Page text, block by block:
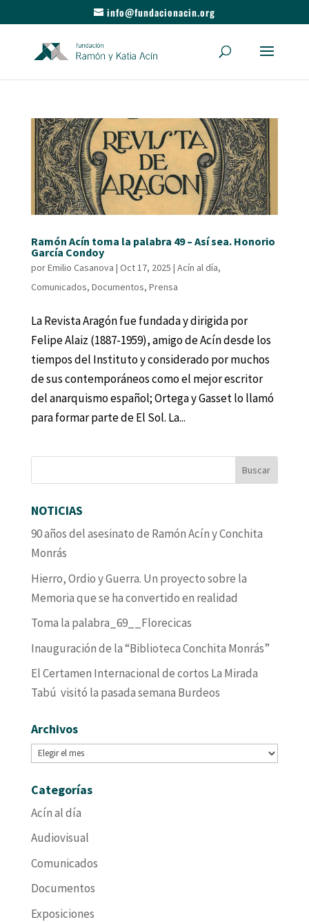
info@fundacionacin.org
Ramón Acín toma la palabra 49 – Así sea. Honorio
García Condoy
porEmilio Casanova | Oct 17, 2025 | Acín al día,
Comunicados, Documentos, Prensa
La Revista Aragón fue fundada y dirigida por
Felipe Alaiz (1887-1959), amigo de Acín desde los
tiempos del Instituto y considerado por muchos
de sus contemporáneos como el mejor escritor
del anarquismo español; Ortega y Gasset lo llamó
para formar parte de El Sol. La...
NOTICIAS
90 años del asesinato de Ramón Acín y Conchita
Monrás
Hierro, Ordio y Guerra. Un proyecto sobre la
Memoria que se ha convertido en realidad
Toma la palabra_69__Florecicas
Inauguración de la “Biblioteca Conchita Monrás”
El Certamen Internacional de cortos La Mirada
Tabú visitó la pasada semana Burdeos
Archivos
Archivos
Categorías
Acín al día
Audiovisual
Comunicados
Documentos
Exposiciones